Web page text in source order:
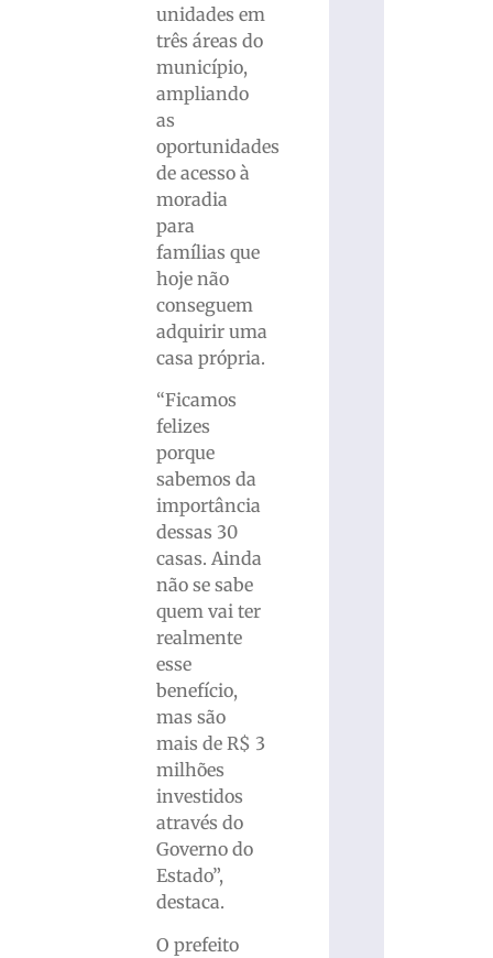
unidades em
três áreas do
município,
ampliando
as
oportunidades
de acesso à
moradia
para
famílias que
hoje não
conseguem
adquirir uma
casa própria.
“Ficamos
felizes
porque
sabemos da
importância
dessas 30
casas. Ainda
não se sabe
quem vai ter
realmente
esse
benefício,
mas são
mais de R$ 3
milhões
investidos
através do
Governo do
Estado”,
destaca.
O prefeito